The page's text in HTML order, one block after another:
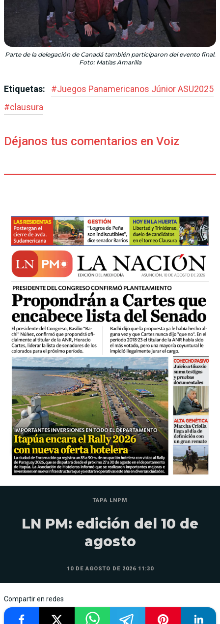
Parte de la delegación de Canadá también participaron del evento final.
Foto: Matías Amarilla
Etiquetas: #Juegos Panamericanos Júnior ASU2025
#clausura
Déjanos tus comentarios en Voiz
TAPA LNPM
LN PM: edición del 10 de
agosto
10 DE AGOSTO DE 2026 11:30
Compartir en redes